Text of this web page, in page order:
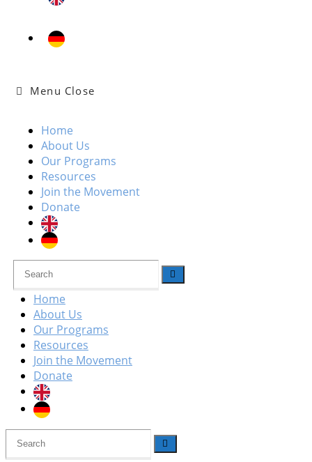
Menu Close
Home
About Us
Our Programs
Resources
Join the Movement
Donate
Home
About Us
Our Programs
Resources
Join the Movement
Donate